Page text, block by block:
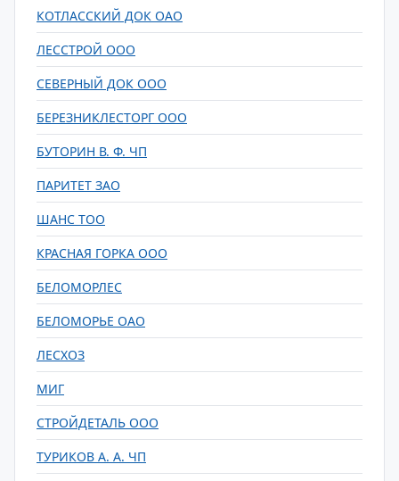
КОТЛАССКИЙ ДОК ОАО
ЛЕССТРОЙ ООО
СЕВЕРНЫЙ ДОК ООО
БЕРЕЗНИКЛЕСТОРГ ООО
БУТОРИН В. Ф. ЧП
ПАРИТЕТ ЗАО
ШАНС ТОО
КРАСНАЯ ГОРКА ООО
БЕЛОМОРЛЕС
БЕЛОМОРЬЕ ОАО
ЛЕСХОЗ
МИГ
СТРОЙДЕТАЛЬ ООО
ТУРИКОВ А. А. ЧП